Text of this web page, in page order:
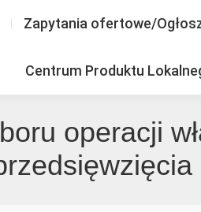
Zapytania ofertowe/
Centrum Produktu
operacji